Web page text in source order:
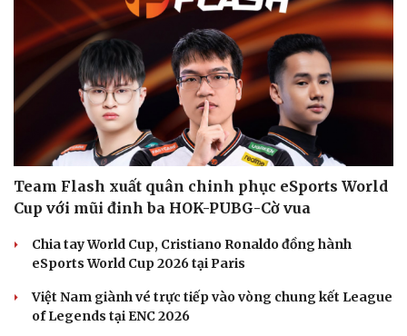
Âm nhạc
Di sản
Thời trang
Sao Việt
Dưới đây là chi tiết các bước quan trọng để lập một Media Plan.
| SmartAds
ESPORTS